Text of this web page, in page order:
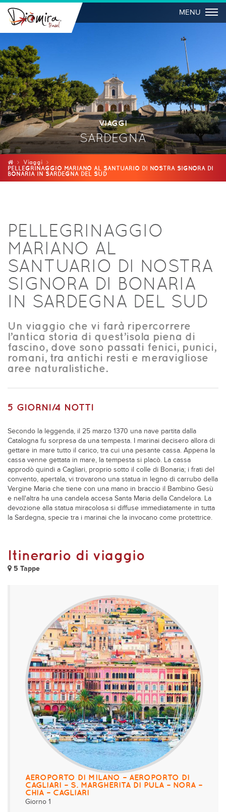
MENU
VIAGGI
SARDEGNA
Viaggi
PELLEGRINAGGIO MARIANO AL SANTUARIO DI NOSTRA SIGNORA DI
BONARIA IN SARDEGNA DEL SUD
PELLEGRINAGGIO
MARIANO AL
SANTUARIO DI NOSTRA
SIGNORA DI BONARIA
IN SARDEGNA DEL SUD
Un viaggio che vi farà ripercorrere
l’antica storia di quest’isola piena di
fascino, dove sono passati fenici, punici,
romani, tra antichi resti e meravigliose
aree naturalistiche.
5 GIORNI/4 NOTTI
Secondo la leggenda, il 25 marzo 1370 una nave partita dalla
Catalogna fu sorpresa da una tempesta. I marinai decisero allora di
gettare in mare tutto il carico, tra cui una pesante cassa. Appena la
cassa venne gettata in mare, la tempesta si placò. La cassa
approdò quindi a Cagliari, proprio sotto il colle di Bonaria; i frati del
convento, apertala, vi trovarono una statua in legno di carrubo della
Vergine Maria che tiene con una mano in braccio il Bambino Gesù
e nell'altra ha una candela accesa Santa Maria della Candelora. La
devozione alla statua miracolosa si diffuse immediatamente in tutta
la Sardegna, specie tra i marinai che la invocano come protettrice.
Itinerario di viaggio
5 Tappe
AEROPORTO DI MILANO – AEROPORTO DI
CAGLIARI – S. MARGHERITA DI PULA – NORA –
CHIA – CAGLIARI
Giorno 1